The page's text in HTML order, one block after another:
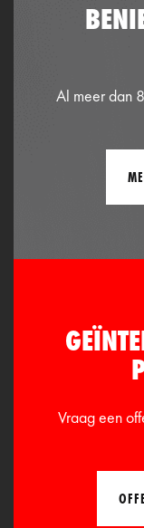
Al meer dan
Vraag een